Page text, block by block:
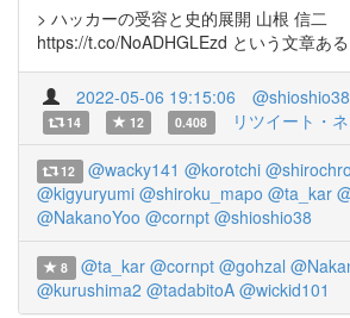
> ハッカーの受容と史的展開 山根 信二
https://t.co/NoADHGLEzd という文章ある
2022-05-06 19:15:06 @shioshio38
14 12 0.408 リツイート・
12 @wacky141 @korotchi
@kigyuryumi @shiroku_mapo @ta_kar
@NakanoYoo @cornpt @shioshio38
8 @ta_kar @cornpt @gohzal
@kurushima2 @tadabitoA @wickid101